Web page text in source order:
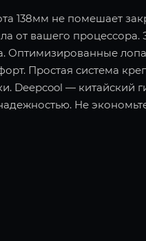
138мм не помешает
от вашего процессора.
Оптимизированные
Простая система
Deepcool — китайский
Не